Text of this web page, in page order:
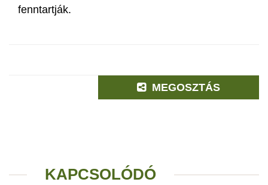
fenntartják.
MEGOSZTÁS
KAPCSOLÓDÓ